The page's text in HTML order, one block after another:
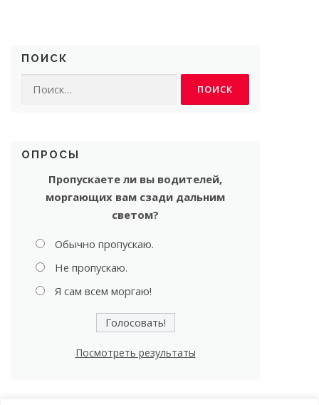
ПОИСК
ОПРОСЫ
Пропускаете ли вы водителей,
моргающих вам сзади дальним
светом?
Обычно пропускаю.
Не пропускаю.
Я сам всем моргаю!
Посмотреть результаты